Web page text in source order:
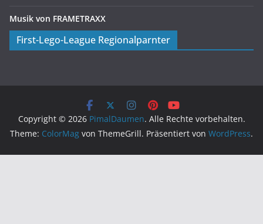
Musik von FRAMETRAXX
First-Lego-League Regionalparnter
Copyright © 2026 PimalDaumen. Alle Rechte vorbehalten.
Theme: ColorMag von ThemeGrill. Präsentiert von WordPress.